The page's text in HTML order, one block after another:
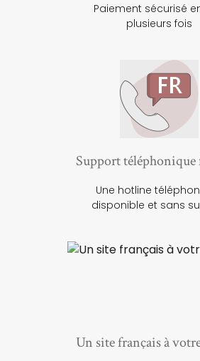
Paiement sécurisé
plusieurs fois
Support téléphonique
Une hotline
disponible et sans
Un site français à